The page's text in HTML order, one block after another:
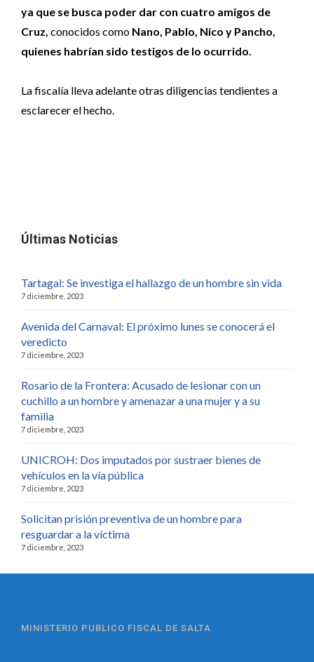
ya que se busca poder dar con cuatro amigos de
Cruz, conocidos como Nano, Pablo, Nico y Pancho,
quienes habrían sido testigos de lo ocurrido.
La fiscalía lleva adelante otras diligencias tendientes a
esclarecer el hecho.
Últimas Noticias
Tartagal: Se investiga el hallazgo de un hombre sin vida
7 diciembre, 2023
Avenida del Carnaval: El próximo lunes se conocerá el
veredicto
7 diciembre, 2023
Rosario de la Frontera: Acusado de lesionar con un
cuchillo a un hombre y amenazar a una mujer y a su
familia
7 diciembre, 2023
UNICROH: Dos imputados por sustraer bienes de
vehículos en la vía pública
7 diciembre, 2023
Solicitan prisión preventiva de un hombre para
resguardar a la víctima
7 diciembre, 2023
MINISTERIO PUBLICO FISCAL DE SALTA